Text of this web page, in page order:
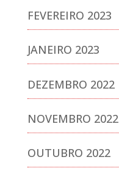
FEVEREIRO 2023
JANEIRO 2023
DEZEMBRO 2022
NOVEMBRO 2022
OUTUBRO 2022